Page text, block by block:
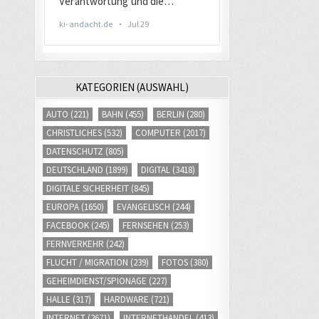
KATEGORIEN (AUSWAHL)
AUTO (221) BAHN (455) BERLIN (280)
CHRISTLICHES (532) COMPUTER (2017)
DATENSCHUTZ (805)
DEUTSCHLAND (1899) DIGITAL (3418)
DIGITALE SICHERHEIT (845)
EUROPA (1650) EVANGELISCH (244)
FACEBOOK (245) FERNSEHEN (253)
FERNVERKEHR (242)
FLUCHT / MIGRATION (239) FOTOS (380)
GEHEIMDIENST/SPIONAGE (227)
HALLE (317) HARDWARE (721)